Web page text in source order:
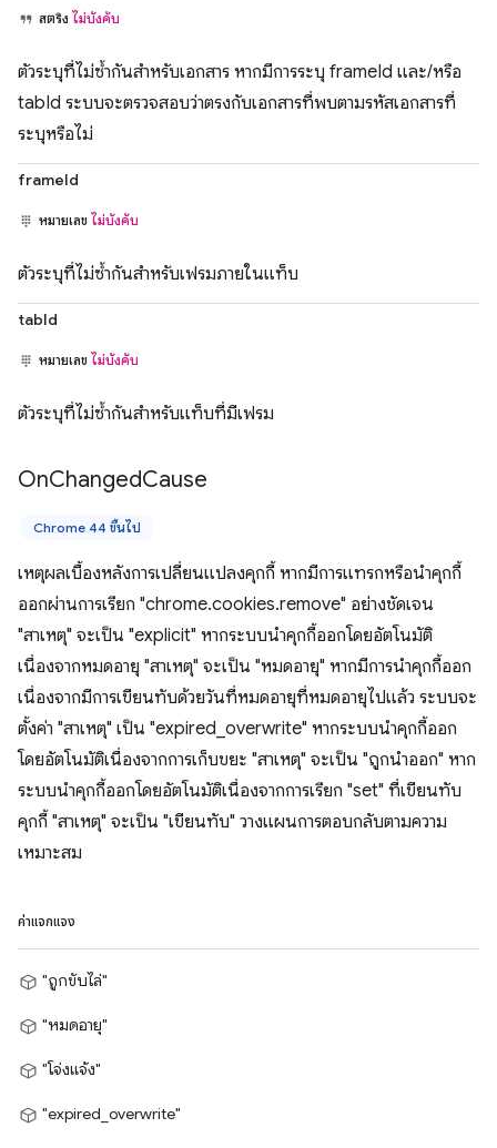
สตริง ไม่บังคับ
ตัวระบุที่ไม่ซ้ำกันสำหรับเอกสาร หากมีการระบุ frameId และ/หรือ
tabId ระบบจะตรวจสอบว่าตรงกับเอกสารที่พบตามรหัสเอกสารที่
ระบุหรือไม่
frameId
หมายเลข ไม่บังคับ
ตัวระบุที่ไม่ซ้ำกันสำหรับเฟรมภายในแท็บ
tabId
หมายเลข ไม่บังคับ
ตัวระบุที่ไม่ซ้ำกันสำหรับแท็บที่มีเฟรม
OnChangedCause
Chrome 44 ขึ้นไป
เหตุผลเบื้องหลังการเปลี่ยนแปลงคุกกี้ หากมีการแทรกหรือนำคุกกี้
ออกผ่านการเรียก "chrome.cookies.remove" อย่างชัดเจน
"สาเหตุ" จะเป็น "explicit" หากระบบนำคุกกี้ออกโดยอัตโนมัติ
เนื่องจากหมดอายุ "สาเหตุ" จะเป็น "หมดอายุ" หากมีการนำคุกกี้ออก
เนื่องจากมีการเขียนทับด้วยวันที่หมดอายุที่หมดอายุไปแล้ว ระบบจะ
ตั้งค่า "สาเหตุ" เป็น "expired_overwrite" หากระบบนำคุกกี้ออก
โดยอัตโนมัติเนื่องจากการเก็บขยะ "สาเหตุ" จะเป็น "ถูกนำออก" หาก
ระบบนำคุกกี้ออกโดยอัตโนมัติเนื่องจากการเรียก "set" ที่เขียนทับ
คุกกี้ "สาเหตุ" จะเป็น "เขียนทับ" วางแผนการตอบกลับตามความ
เหมาะสม
ค่าแจกแจง
"ถูกขับไล่"
"หมดอายุ"
"โจ่งแจ้ง"
"expired_overwrite"